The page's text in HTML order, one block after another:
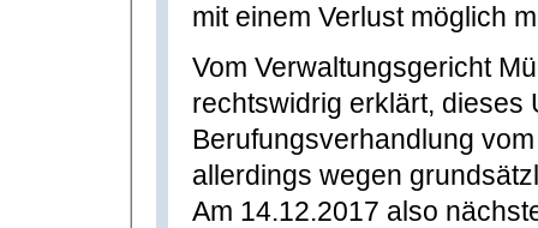
mit einem Verlust möglich
Vom Verwaltungsgericht
rechtswidrig erklärt, dieses
Berufungsverhandlung
allerdings wegen
Am 14.12.2017 also